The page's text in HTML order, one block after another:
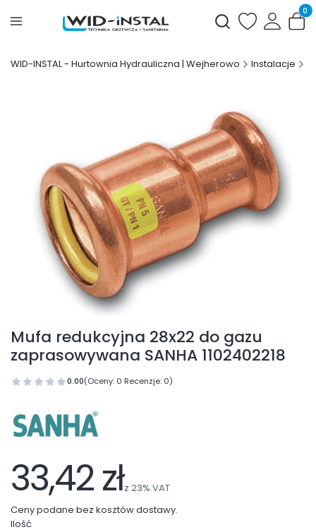
Otwórz
WID-INSTAL - Hurtownia Hydrauliczna | Wejherowo Instalacje
Mufa redukcyjna 28x22 do gazu
zaprasowywana SANHA 1102402218
0.00(Oceny: 0 Recenzje: 0)
33,42 złz 23% VAT
Ceny podane bez kosztów dostawy.
Ilość